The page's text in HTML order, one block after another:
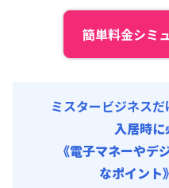
18,000円/月 (600
補償保険負担金 : 9,350円/回
簡単料金シミ
ミスタービジネス
入居時
《電子マネーやデ
なポイント